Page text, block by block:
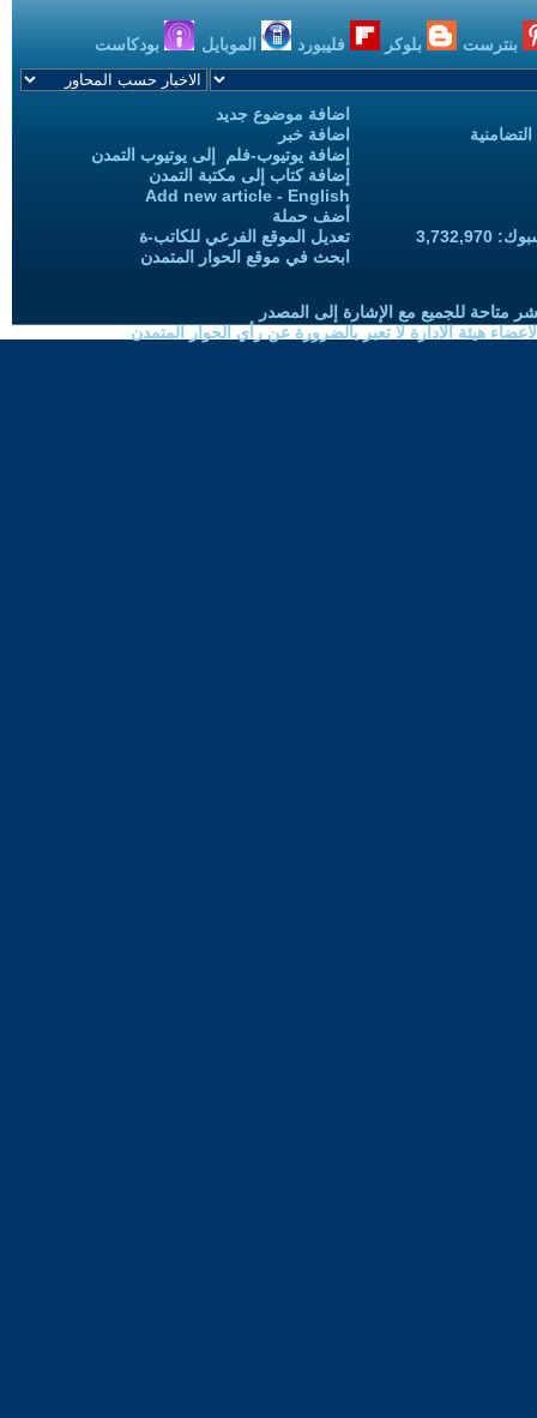
بنترست بلوكر فليبورد الموبايل بودكاست
اضافة موضوع جديد
اضافة خبر
إضافة يوتيوب-فلم إلى يوتيوب التمدن
إضافة كتاب إلى مكتبة التمدن
Add new article - English
أضف حملة
تعديل الموقع الفرعي للكاتب-ة
ابحث في موقع الحوار المتمدن
متاحة للجميع مع الإشارة إلى المصدر
هيئة الادارة لا تعبر بالضرورة عن رأي الحوار المتمدن